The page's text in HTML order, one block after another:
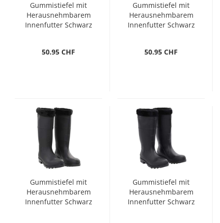
Gummistiefel mit
Herausnehmbarem
Innenfutter Schwarz
50.95 CHF
Gummistiefel mit
Herausnehmbarem
Innenfutter Schwarz
50.95 CHF
Gummistiefel mit
Herausnehmbarem
Innenfutter Schwarz
Gummistiefel mit
Herausnehmbarem
Innenfutter Schwarz